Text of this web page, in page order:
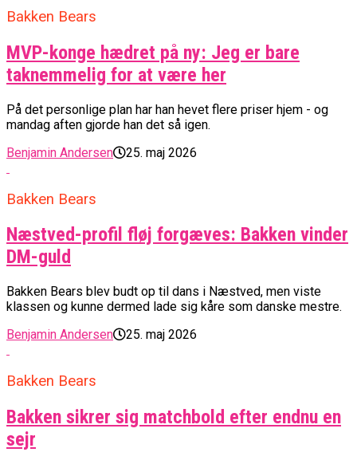
Bakken Bears
MVP-konge hædret på ny: Jeg er bare
taknemmelig for at være her
På det personlige plan har han hevet flere priser hjem - og
mandag aften gjorde han det så igen.
Benjamin Andersen
25. maj 2026
Bakken Bears
Næstved-profil fløj forgæves: Bakken vinder
DM-guld
Bakken Bears blev budt op til dans i Næstved, men viste
klassen og kunne dermed lade sig kåre som danske mestre.
Benjamin Andersen
25. maj 2026
Bakken Bears
Bakken sikrer sig matchbold efter endnu en
sejr